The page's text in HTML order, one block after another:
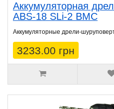
Аккумуляторная
ABS-18 SLi-2 BMC
Аккумуляторные дрели-
3233.00 грн